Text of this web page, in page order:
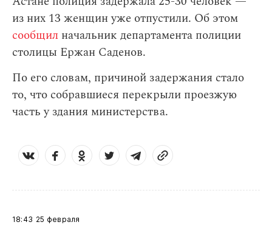
из них 13 женщин уже отпустили. Об этом
сообщил начальник департамента полиции
столицы Ержан Саденов.
По его словам, причиной задержания стало
то, что собравшиеся перекрыли проезжую
часть у здания министерства.
18:43 25 февраля